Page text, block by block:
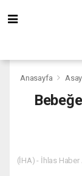
Anasayfa
(İHA) - İhlas Haber